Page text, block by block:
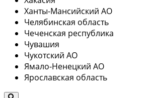
Ханты-Мансийский АО
Челябинская область
Чеченская республика
Чувашия
Чукотский АО
Ямало-Ненецкий АО
Ярославская область